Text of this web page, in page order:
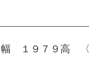
１９７９高 〈